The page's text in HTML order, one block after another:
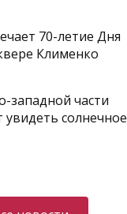
70-летие Дня
Клименко
западной части
увидеть солнечное